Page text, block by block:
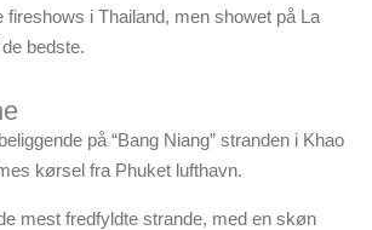
fireshows i Thailand, men showet på La
bedste.
på “Bang Niang” stranden i Khao
kørsel fra Phuket lufthavn.
mest fredfyldte strande, med en skøn